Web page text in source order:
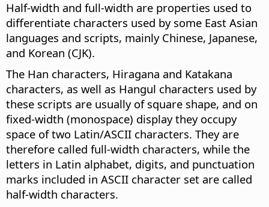
Half-width and full-width are properties used to
differentiate characters used by some East Asian
languages and scripts, mainly Chinese, Japanese,
and Korean (CJK).
The Han characters, Hiragana and Katakana
characters, as well as Hangul characters used by
these scripts are usually of square shape, and on
fixed-width (monospace) display they occupy
space of two Latin/ASCII characters. They are
therefore called full-width characters, while the
letters in Latin alphabet, digits, and punctuation
marks included in ASCII character set are called
half-width characters.